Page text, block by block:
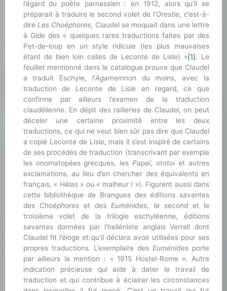
l’égard du poète parnassien : en 1912, alors qu’il se
préparait à traduire le second volet de l’Orestie, c’est-à-
dire Les Choéphores, Claudel se moquait dans une lettre
à Gide des « quelques rares traductions faites par des
Pet-de-loup en un style ridicule (les plus mauvaises
étant de bien loin celles de Leconte de Lisle) »[1]. Le
feuillet mentionné dans le catalogue prouve que Claudel
a traduit Eschyle, l’Agamemnon du moins, avec la
traduction de Leconte de Lisle en regard, ce que
confirme par ailleurs l’examen de la traduction
claudélienne. En dépit des railleries de Claudel, on peut
déceler une certaine proximité entre les deux
traductions, ce qui ne veut bien sûr pas dire que Claudel
a copié Leconte de Lisle, mais il s’est inspiré de certains
de ses procédés de traduction (transcrivant par exemple
les onomatopées grecques, lesPapaï,ototoiet autres
exclamations, au lieu d’en chercher des équivalents en
français, « Hélas » ou « malheur ! »). Figurent aussi dans
cette bibliothèque de Brangues des éditions savantes
des Choéphoreset desEuménides, le second et le
troisième volet de la trilogie eschyléenne, éditions
savantes données par l’helléniste anglais Verrall dont
Claudel fit l’éloge et qu’il déclara avoir utilisées pour ses
propres traductions. L’exemplaire desEuménides porte
par ailleurs la mention : « 1915 Hostel-Rome ». Autre
indication précieuse qui aide à dater le travail de
traduction et qui contribue à éclairer les circonstances